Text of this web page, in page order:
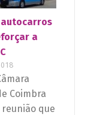
a
Coimbra
que